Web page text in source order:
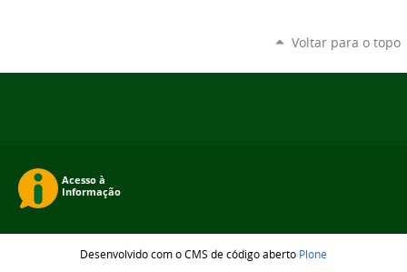
Voltar para o topo
Desenvolvido com o CMS de código aberto Plone